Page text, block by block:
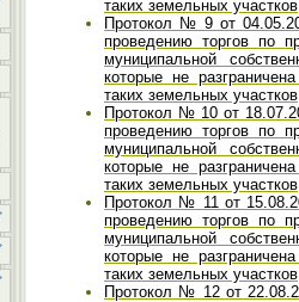
таких земельных
Протокол № 9 от
проведению торгов по
муниципальной
которые не
таких земельных
Протокол № 10 от
проведению торгов по
муниципальной
которые не
таких земельных
Протокол № 11 от
проведению торгов по
муниципальной
которые не
таких земельных
Протокол № 12 от